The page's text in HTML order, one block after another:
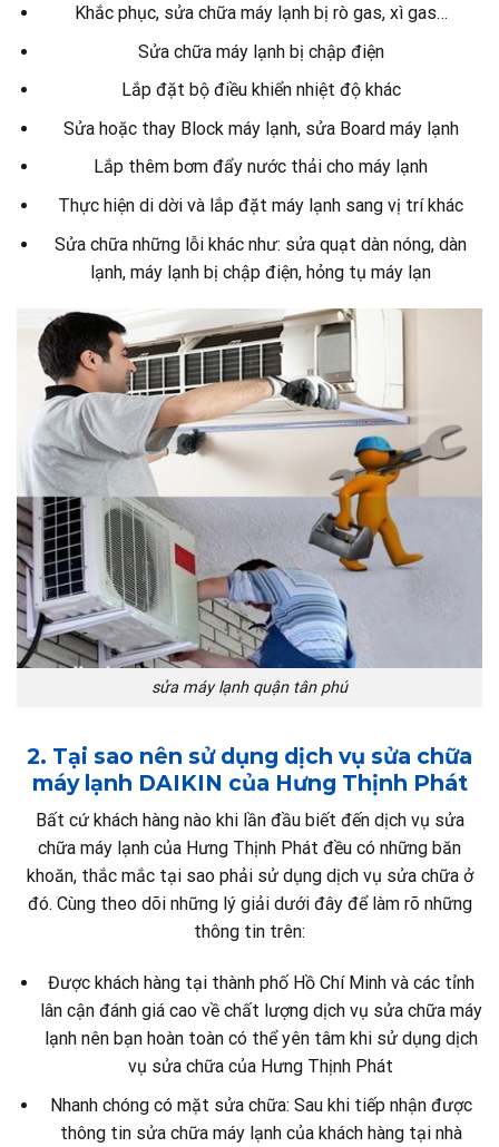
Khắc phục, sửa chữa máy lạnh bị rò gas, xì gas…
Sửa chữa máy lạnh bị chập điện
Lắp đặt bộ điều khiển nhiệt độ khác
Sửa hoặc thay Block máy lạnh, sửa Board máy lạnh
Lắp thêm bơm đẩy nước thải cho máy lạnh
Thực hiện di dời và lắp đặt máy lạnh sang vị trí khác
Sửa chữa những lỗi khác như: sửa quạt dàn nóng, dàn
lạnh, máy lạnh bị chập điện, hỏng tụ máy lạn
sửa máy lạnh quận tân phú
2. Tại sao nên sử dụng dịch vụ sửa chữa
máy lạnh DAIKIN của Hưng Thịnh Phát
Bất cứ khách hàng nào khi lần đầu biết đến dịch vụ sửa
chữa máy lạnh của Hưng Thịnh Phát đều có những băn
khoăn, thắc mắc tại sao phải sử dụng dịch vụ sửa chữa ở
đó. Cùng theo dõi những lý giải dưới đây để làm rõ những
thông tin trên:
Được khách hàng tại thành phố Hồ Chí Minh và các tỉnh
lân cận đánh giá cao về chất lượng dịch vụ sửa chữa máy
lạnh nên bạn hoàn toàn có thể yên tâm khi sử dụng dịch
vụ sửa chữa của Hưng Thịnh Phát
Nhanh chóng có mặt sửa chữa: Sau khi tiếp nhận được
thông tin sửa chữa máy lạnh của khách hàng tại nhà